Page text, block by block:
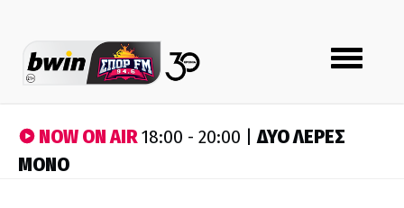
Toggle
navigation
NOW ON AIR18:00 - 20:00 |ΔΥΟ ΛΕΡΕΣ
ΜΟΝΟ